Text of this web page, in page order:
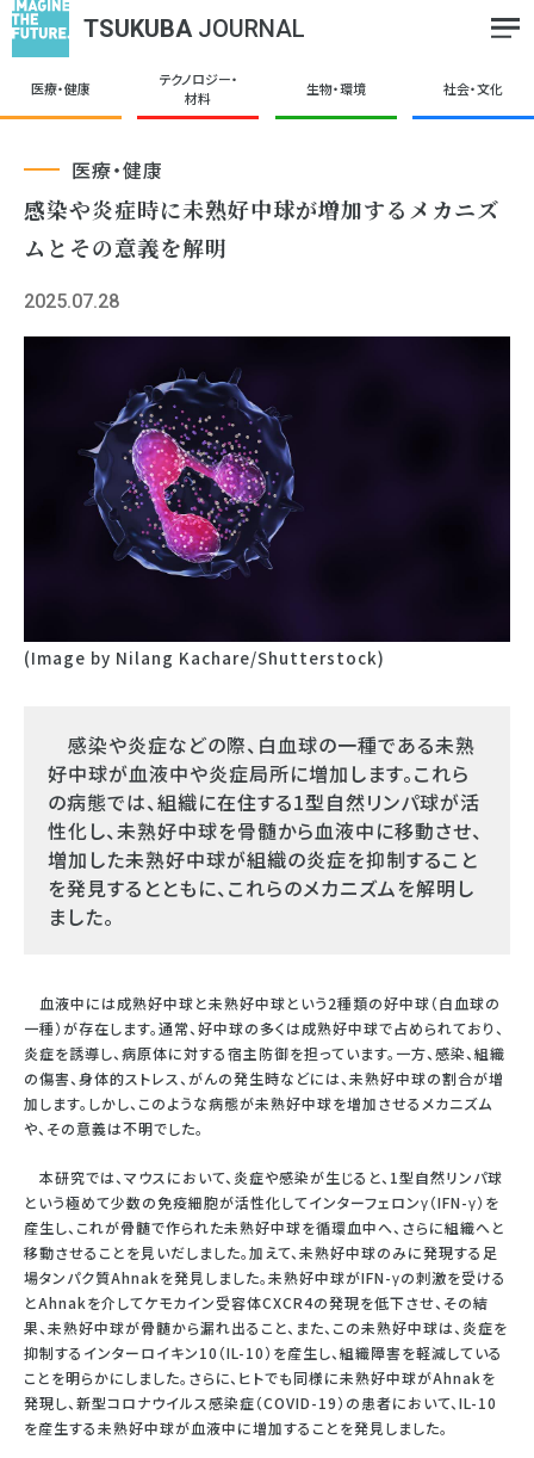
TSUKUBA JOURNAL
医療・健康
テクノロジー・
材料
生物・環境 社会・文化
医療・健康
感染や炎症時に未熟好中球が増加するメカニズ
ムとその意義を解明
2025.07.28
(Image by Nilang Kachare/Shutterstock)
感染や炎症などの際、白血球の一種である未熟
好中球が血液中や炎症局所に増加します。これら
の病態では、組織に在住する1型自然リンパ球が活
性化し、未熟好中球を骨髄から血液中に移動させ、
増加した未熟好中球が組織の炎症を抑制すること
を発見するとともに、これらのメカニズムを解明し
ました。
血液中には成熟好中球と未熟好中球という2種類の好中球（白血球の
一種）が存在します。通常、好中球の多くは成熟好中球で占められており、
炎症を誘導し、病原体に対する宿主防御を担っています。一方、感染、組織
の傷害、身体的ストレス、がんの発生時などには、未熟好中球の割合が増
加します。しかし、このような病態が未熟好中球を増加させるメカニズム
や、その意義は不明でした。
本研究では、マウスにおいて、炎症や感染が生じると、1型自然リンパ球
という極めて少数の免疫細胞が活性化してインターフェロンγ（IFN-γ）を
産生し、これが骨髄で作られた未熟好中球を循環血中へ、さらに組織へと
移動させることを見いだしました。加えて、未熟好中球のみに発現する足
場タンパク質Ahnakを発見しました。未熟好中球がIFN-γの刺激を受ける
とAhnakを介してケモカイン受容体CXCR4の発現を低下させ、その結
果、未熟好中球が骨髄から漏れ出ること、また、この未熟好中球は、炎症を
抑制するインターロイキン10（IL-10）を産生し、組織障害を軽減している
ことを明らかにしました。さらに、ヒトでも同様に未熟好中球がAhnakを
発現し、新型コロナウイルス感染症（COVID-19）の患者において、IL-10
を産生する未熟好中球が血液中に増加することを発見しました。